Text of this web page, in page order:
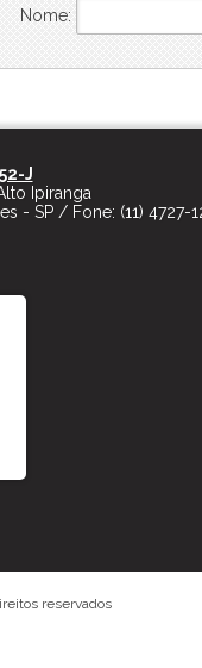
Nome:
J
Ipiranga
- SP/ Fone: (11) 4727-
reservados